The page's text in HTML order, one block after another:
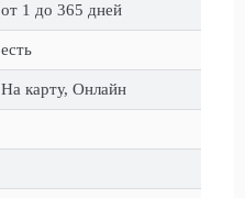
от 1 до 365 дней
есть
На карту, Онлайн